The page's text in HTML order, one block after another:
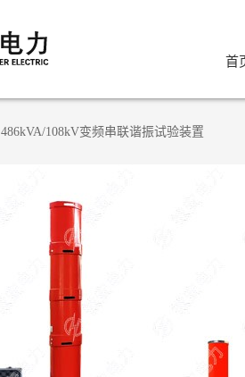
首
486kVA/108kV变频串联谐振试验装置